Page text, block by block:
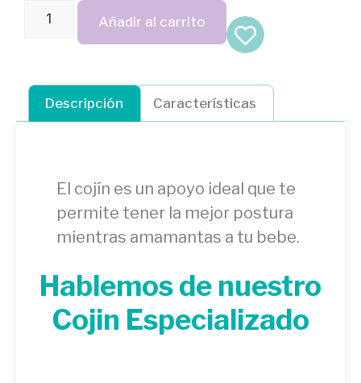
Añadir al carrito
Descripción Características
El cojín es un apoyo ideal que te
permite tener la mejor postura
mientras amamantas a tu bebe.
Hablemos de nuestro
Cojin Especializado